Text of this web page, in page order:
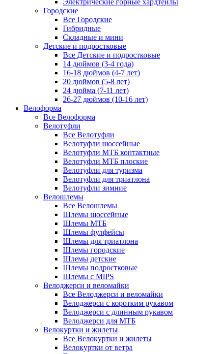
Электрические горные хардтейлы
Городские
Все Городские
Гибридные
Складные и мини
Детские и подростковые
Все Детские и подростковые
14 дюймов (3-4 года)
16-18 дюймов (4-7 лет)
20 дюймов (5-8 лет)
24 дюйма (7-11 лет)
26-27 дюймов (10-16 лет)
Велоформа
Все Велоформа
Велотуфли
Все Велотуфли
Велотуфли шоссейные
Велотуфли МТБ контактные
Велотуфли МТБ плоские
Велотуфли для туризма
Велотуфли для триатлона
Велотуфли зимние
Велошлемы
Все Велошлемы
Шлемы шоссейные
Шлемы МТБ
Шлемы фулфейсы
Шлемы для триатлона
Шлемы городские
Шлемы детские
Шлемы подростковые
Шлемы с MIPS
Велоджерси и веломайки
Все Велоджерси и веломайки
Велоджерси с коротким рукавом
Велоджерси с длинным рукавом
Велоджерси для МТБ
Велокуртки и жилеты
Все Велокуртки и жилеты
Велокуртки от ветра